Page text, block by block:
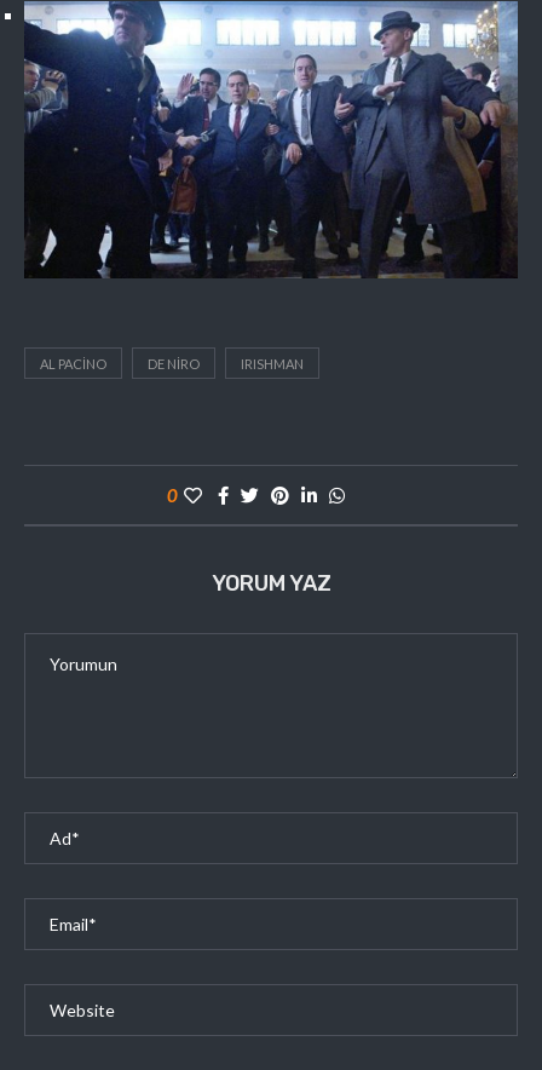
AL PACINO DE NIRO IRISHMAN
0
YORUM YAZ